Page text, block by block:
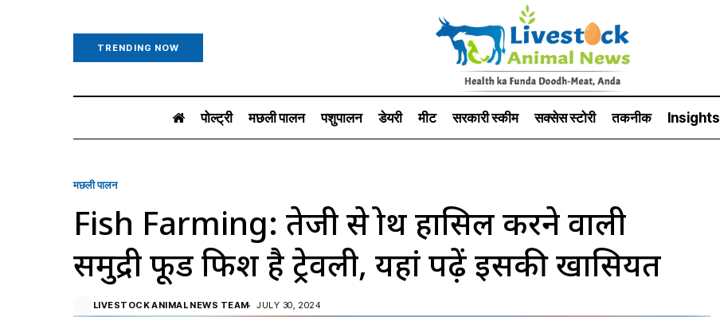
TRENDING NOW
पोल्ट्री मछली पालन पशुपालन डेयरी मीट सरकारी स्की‍म सक्सेस स्टो‍री तकनीक Insights
मछली पालन
Fish Farming: तेजी से ग्रोथ हासिल करने वाली
समुद्री फूड फिश है ट्रेवली, यहां पढ़ें इसकी खासियत
LIVESTOCK ANIMAL NEWS TEAM JULY 30, 2024